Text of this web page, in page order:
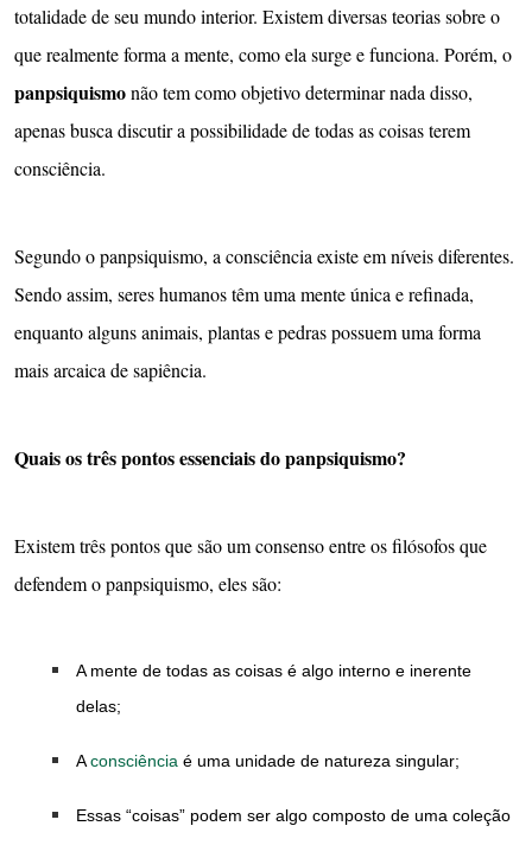
totalidade de seu mundo interior. Existem diversas teorias sobre o
que realmente forma a mente, como ela surge e funciona. Porém, o
panpsiquismonão tem como objetivo determinar nada disso,
apenas busca discutir a possibilidade de todas as coisas terem
consciência.
Segundo o panpsiquismo, a consciência existe em níveis diferentes.
Sendo assim, seres humanos têm uma mente única e refinada,
enquanto alguns animais, plantas e pedras possuem uma forma
mais arcaica de sapiência.
Quais os três pontos essenciais do panpsiquismo?
Existem três pontos que são um consenso entre os filósofos que
defendem o panpsiquismo, eles são:
A mente de todas as coisas é algo interno e inerente
delas;
Aconsciência é uma unidade de natureza singular;
Essas “coisas” podem ser algo composto de uma coleção